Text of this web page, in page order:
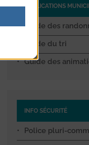
PUBLICATIONS
Guide des
Guide du tri
Guide des
INFO SÉCURITÉ
Police pluri-